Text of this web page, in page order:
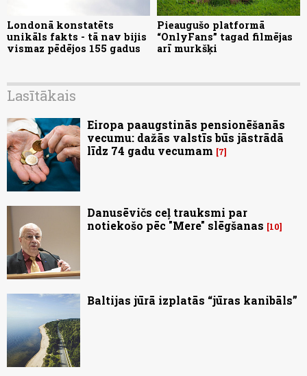
Londonā konstatēts
unikāls fakts - tā nav bijis
vismaz pēdējos 155 gadus
Pieaugušo platformā
“OnlyFans” tagad filmējas
arī murkšķi
Lasītākais
Eiropa paaugstinās pensionēšanās
vecumu: dažās valstīs būs jāstrādā
līdz 74 gadu vecumam
7
Danusēvičs ceļ trauksmi par
notiekošo pēc "Mere" slēgšanas
10
Baltijas jūrā izplatās “jūras kanibāls”